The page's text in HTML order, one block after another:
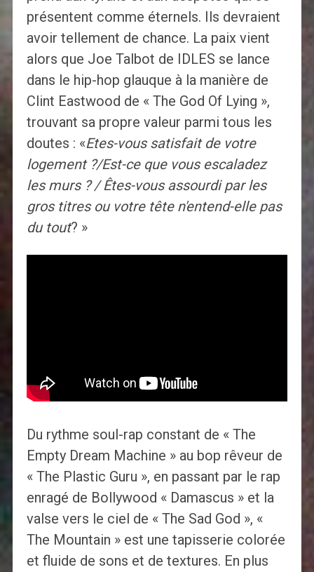
présentent comme éternels. Ils devraient
avoir tellement de chance. La paix vient
alors que Joe Talbot de IDLES se lance
dans le hip-hop glauque à la manière de
Clint Eastwood de « The God Of Lying »,
trouvant sa propre valeur parmi tous les
doutes : «Etes-vous satisfait de votre
logement ?/Est-ce que vous escaladez
les murs ? / Êtes-vous assourdi par les
gros titres ou votre tête n'entend-elle pas
du tout? »
Du rythme soul-rap constant de « The
Empty Dream Machine » au bop rêveur de
« The Plastic Guru », en passant par le rap
enragé de Bollywood « Damascus » et la
valse vers le ciel de « The Sad God », «
The Mountain » est une tapisserie colorée
et fluide de sons et de textures. En plus